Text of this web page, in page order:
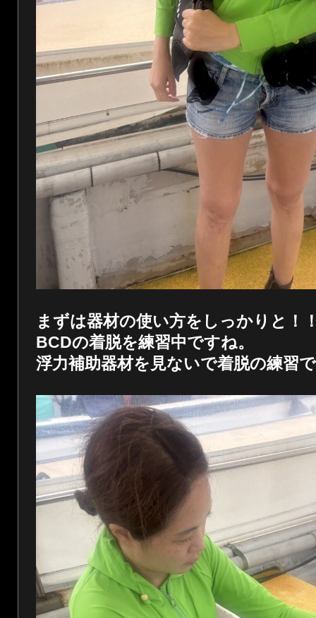
まずは器材の使い方をしっかりと！
BCDの着脱を練習中ですね。
浮力補助器材を見ないで着脱の練習